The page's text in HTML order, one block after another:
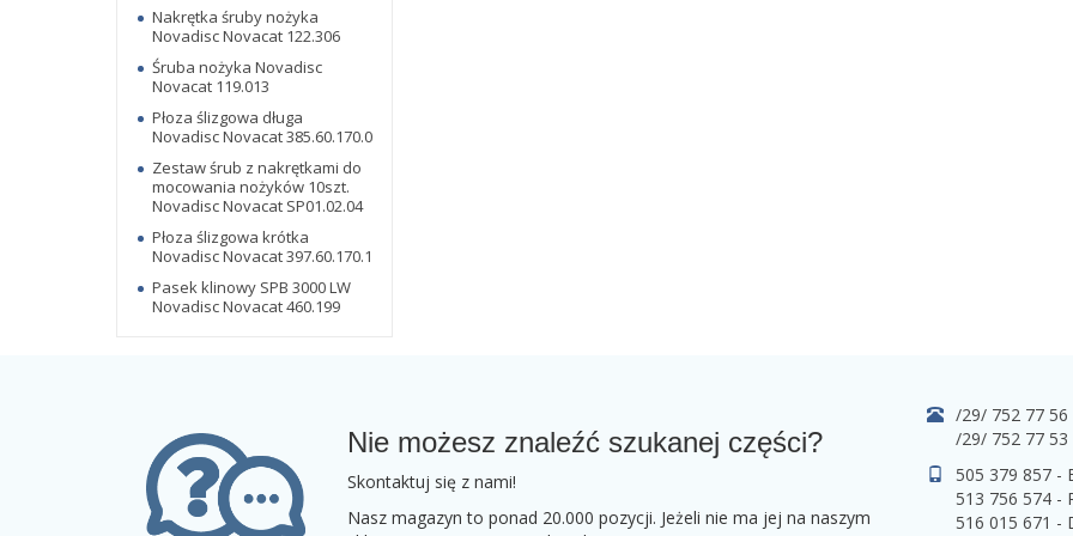
Nakrętka śruby nożyka
Novadisc Novacat 122.306
Śruba nożyka Novadisc
Novacat 119.013
Płoza ślizgowa długa
Novadisc Novacat 385.60.170.0
Zestaw śrub z nakrętkami do
mocowania nożyków 10szt.
Novadisc Novacat SP01.02.04
Płoza ślizgowa krótka
Novadisc Novacat 397.60.170.1
Pasek klinowy SPB 3000 LW
Novadisc Novacat 460.199
Nie możesz znaleźć szukanej części?
Skontaktuj się z nami!
Nasz magazyn to ponad 20.000 pozycji. Jeżeli nie ma jej na naszym
/29/ 752 77 56
/29/ 752 77 53
505 379 857 -
513 756 574 -
516 015 671 -